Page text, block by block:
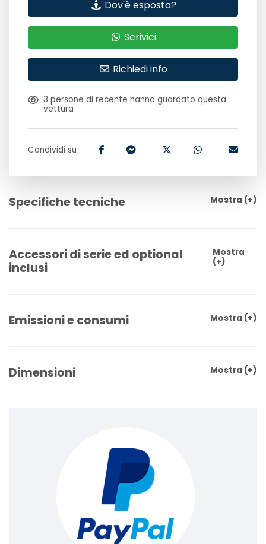
Dov'è esposta?
Scrivici
Richiedi info
3 persone di recente hanno guardato questa
vettura
Condividi su
Specifiche tecniche Mostra (+)
Accessori di serie ed optional
inclusi
Mostra
(+)
Emissioni e consumi Mostra (+)
Dimensioni Mostra (+)